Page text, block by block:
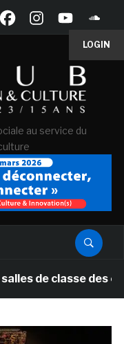
LOGIN
au service du
des écoles